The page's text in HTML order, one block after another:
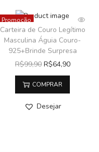
Promoção
Carteira de Couro Legítimo
Masculina Águia Couro-
925+Brinde Surpresa
R$99,90 R$64,90
COMPRAR
Desejar